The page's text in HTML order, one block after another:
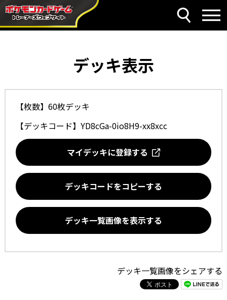
デッキ表示
【枚数】60枚デッキ
【デッキコード】 YD8cGa-0io8H9-xx8xcc
マイデッキに登録する
デッキコードをコピーする
デッキ一覧画像を表示する
デッキ一覧画像をシェアする